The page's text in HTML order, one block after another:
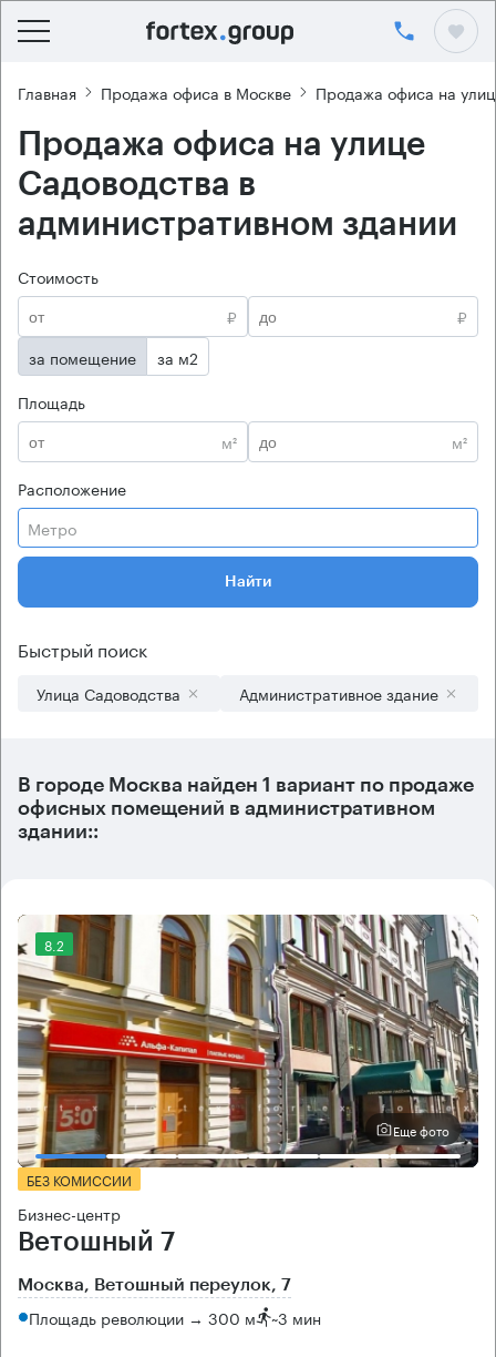
Главная Продажа офиса в Москве Продажа офиса на
Продажа офиса на улице
Садоводства в
административном здании
Стоимость
₽
₽
за помещение
за м2
Площадь
м²
м²
Расположение
Метро
Найти
Быстрый поиск
Улица Садоводства Административное здание
В городе Москва найден 1 вариант по продаже
офисных помещений в административном
здании::
8.2
Еще фото
БЕЗ КОМИССИИ
Бизнес-центр
Ветошный 7
Москва, Ветошный переулок, 7
Площадь революции → 300 м ~3 мин